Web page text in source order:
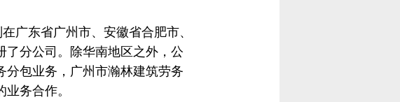
东省广州市、安徽省合肥市、
了分公司。除华南地区之外，公
分包业务，广州市瀚林建筑劳务
务合作。